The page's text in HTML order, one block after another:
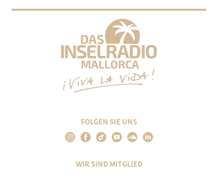
FOLGEN SIE UNS
WIR SIND MITGLIED